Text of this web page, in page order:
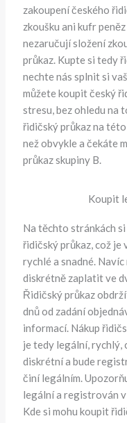
zakoupení českého
zkoušku ani kufr
nezaručují složení
průkaz. Kupte si tedy
nechte nás splnit si
můžete koupit český
stresu, bez ohledu na
řidičský průkaz na
než obvykle a čekáte
průkaz skupiny B.
Koupit
Na těchto stránkách
řidičský průkaz, což je
rychlé a snadné.
diskrétně zaplatit ve
Řidičský průkaz
dnů od zadání
informací. Nákup
je tedy legální, rychlý,
diskrétní a bude
činí legálním.
legální a registrován
Kde si mohu koupit